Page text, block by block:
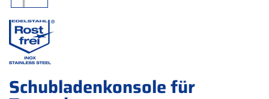
Schubladenkonsole für